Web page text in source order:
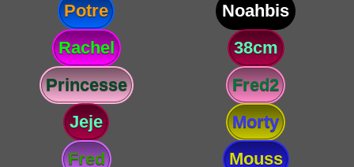
Potre
Noahbis
Rachel
38cm
Princesse
Fred2
Jeje
Morty
Fred
Mouss